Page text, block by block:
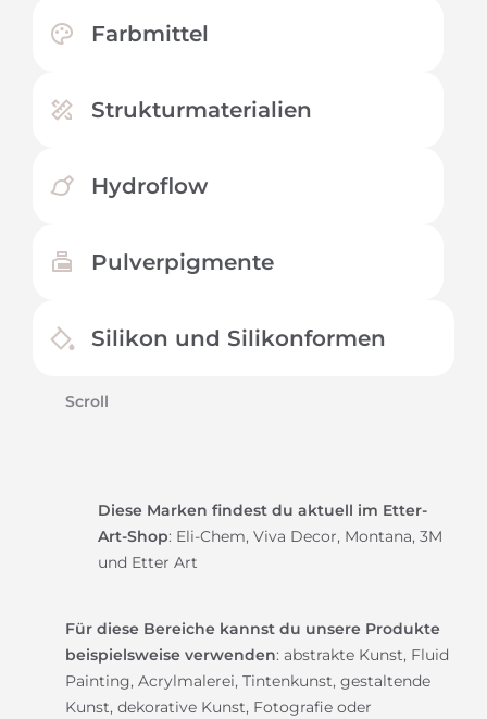
Farbmittel
Strukturmaterialien
Hydroflow
Pulverpigmente
Silikon und Silikonformen
Scroll
Diese Marken findest du aktuell im Etter-
Art-Shop: Eli-Chem, Viva Decor, Montana, 3M
und Etter Art
Für diese Bereiche kannst du unsere Produkte
beispielsweise verwenden: abstrakte Kunst, Fluid
Painting, Acrylmalerei, Tintenkunst, gestaltende
Kunst, dekorative Kunst, Fotografie oder